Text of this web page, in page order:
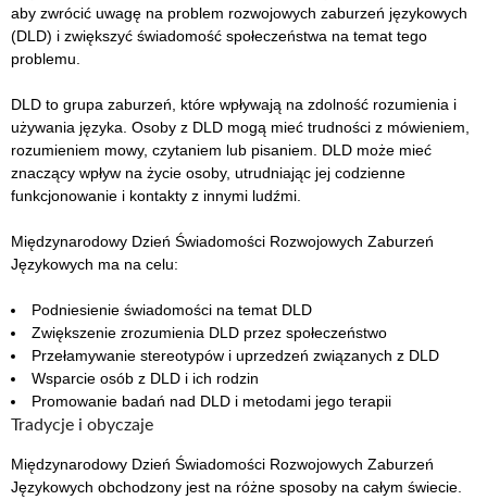
aby zwrócić uwagę na problem rozwojowych zaburzeń językowych
(DLD) i zwiększyć świadomość społeczeństwa na temat tego
problemu.
DLD to grupa zaburzeń, które wpływają na zdolność rozumienia i
używania języka. Osoby z DLD mogą mieć trudności z mówieniem,
rozumieniem mowy, czytaniem lub pisaniem. DLD może mieć
znaczący wpływ na życie osoby, utrudniając jej codzienne
funkcjonowanie i kontakty z innymi ludźmi.
Międzynarodowy Dzień Świadomości Rozwojowych Zaburzeń
Językowych ma na celu:
Podniesienie świadomości na temat DLD
Zwiększenie zrozumienia DLD przez społeczeństwo
Przełamywanie stereotypów i uprzedzeń związanych z DLD
Wsparcie osób z DLD i ich rodzin
Promowanie badań nad DLD i metodami jego terapii
Tradycje i obyczaje
Międzynarodowy Dzień Świadomości Rozwojowych Zaburzeń
Językowych obchodzony jest na różne sposoby na całym świecie.